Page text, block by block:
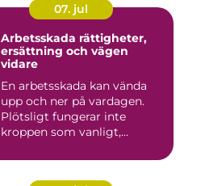
07. jul
Arbetsskada rättigheter,
ersättning och vägen
vidare
En arbetsskada kan vända
upp och ner på vardagen.
Plötsligt fungerar inte
kroppen som vanligt,